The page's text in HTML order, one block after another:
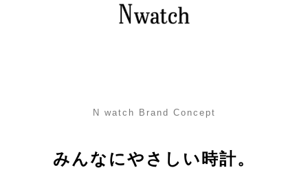
N watch Brand Concept
みんなにやさしい時計。